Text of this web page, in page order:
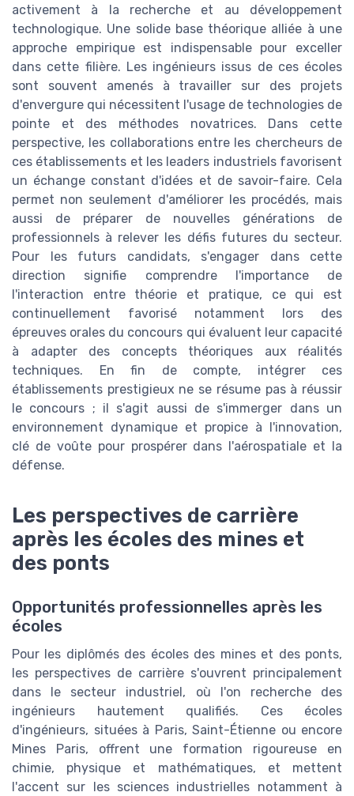
activement à la recherche et au développement
technologique. Une solide base théorique alliée à une
approche empirique est indispensable pour exceller
dans cette filière. Les ingénieurs issus de ces écoles
sont souvent amenés à travailler sur des projets
d'envergure qui nécessitent l'usage de technologies de
pointe et des méthodes novatrices. Dans cette
perspective, les collaborations entre les chercheurs de
ces établissements et les leaders industriels favorisent
un échange constant d'idées et de savoir-faire. Cela
permet non seulement d'améliorer les procédés, mais
aussi de préparer de nouvelles générations de
professionnels à relever les défis futures du secteur.
Pour les futurs candidats, s'engager dans cette
direction signifie comprendre l'importance de
l'interaction entre théorie et pratique, ce qui est
continuellement favorisé notamment lors des
épreuves orales du concours qui évaluent leur capacité
à adapter des concepts théoriques aux réalités
techniques. En fin de compte, intégrer ces
établissements prestigieux ne se résume pas à réussir
le concours ; il s'agit aussi de s'immerger dans un
environnement dynamique et propice à l'innovation,
clé de voûte pour prospérer dans l'aérospatiale et la
défense.
Les perspectives de carrière
après les écoles des mines et
des ponts
Opportunités professionnelles après les
écoles
Pour les diplômés des écoles des mines et des ponts,
les perspectives de carrière s'ouvrent principalement
dans le secteur industriel, où l'on recherche des
ingénieurs hautement qualifiés. Ces écoles
d'ingénieurs, situées à Paris, Saint-Étienne ou encore
Mines Paris, offrent une formation rigoureuse en
chimie, physique et mathématiques, et mettent
l'accent sur les sciences industrielles notamment à